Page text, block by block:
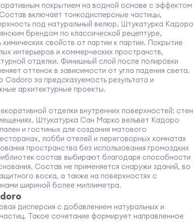
покрытием на водной основе с эффектом
включает тонкодисперсные частицы,
под натуральный велюр. Штукатурка Кадоро
брендом по классической рецептуре,
свойств от партии к партии. Покрытие
интерьеров и коммерческих пространств,
отделки. Финишный слой после полировки
оттенок в зависимости от угла падения света.
за предсказуемость результата и
архитектурные проекты.
отделки внутренних поверхностей: стен
Штукатурка Сан Марко вельвет Кадоро
и гостиных для создания матового
лобби отелей и переговорных комнатах
пространства без использования громоздких
состав выбирают благодаря способности
Состав не применяется снаружи зданий, во
воска, а также на поверхностях с
шириной более миллиметра.
дисперсия с добавлением натуральных и
Такое сочетание формирует направленное